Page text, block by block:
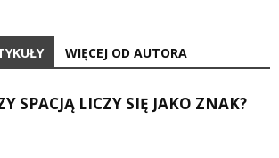
WIĘCEJ OD AUTORA
SPACJĄ LICZY SIĘ JAKO ZNAK?